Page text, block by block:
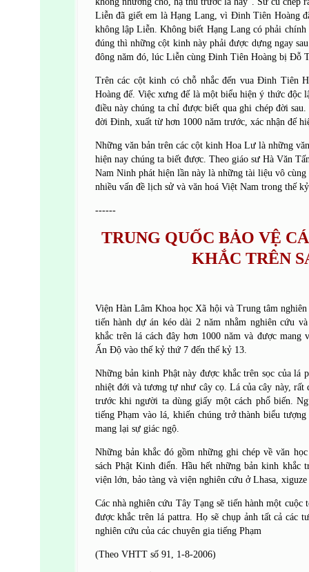
Liễn đã giết em là Hạng Lang, vì Đinh Tiên Hoàng
không lập Liễn. Không biết Hạng Lang có phải
đúng thì những cột kinh này phải được dựng ngay
đông năm đó, lúc Liễn cùng Đinh Tiên Hoàng bị Đỗ
Trên các cột kinh có chỗ nhắc đến vua Đinh Tiên
Hoàng đế. Việc xưng đế là một biểu hiện ý thức độc
điều này chúng ta chỉ được biết qua ghi chép đời
đời Đinh, xuất từ hơn 1000 năm trước, xác nhận đế
Những văn bản trên các cột kinh Hoa Lư là những
hiện nay chúng ta biết được. Theo giáo sư Hà Văn
Nam Ninh phát hiện lần này là những tài liệu vô
nhiều vấn đề lịch sử và văn hoá Việt Nam trong thế
------
TRUNG QUỐC BẢO VỆ
KHẮC TRÊN
Viện Hàn Lâm Khoa học Xã hội và Trung tâm
tiến hành dự án kéo dài 2 năm nhằm nghiên cứu
khắc trên lá cách đây hơn 1000 năm và được
Ấn Độ vào thế kỷ thứ 7 đến thế kỷ 13.
Những bản kinh Phật này được khắc trên sọc của lá
nhiệt đới và tương tự như cây cọ. Lá của cây này, rất
trước khi người ta dùng giấy một cách phổ biến.
tiếng Phạm vào lá, khiến chúng trở thành biểu
mang lại sự giác ngộ.
Những bản khắc đó gồm những ghi chép về văn
sách Phật Kinh điển. Hầu hết những bản kinh
viện lớn, bảo tàng và viện nghiên cứu ở Lhasa,
Các nhà nghiên cứu Tây Tạng sẽ tiến hành một cuộc
được khắc trên lá pattra. Họ sẽ chụp ảnh tất cả các
nghiên cứu của các chuyên gia tiếng Phạm
(Theo VHTT số 91, 1-8-2006)